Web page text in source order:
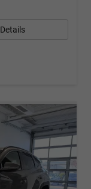
Details